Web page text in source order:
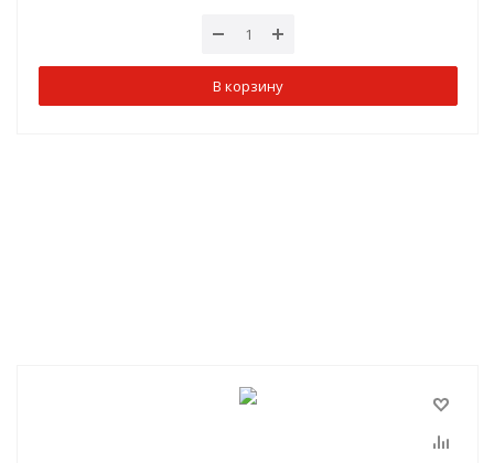
В корзину